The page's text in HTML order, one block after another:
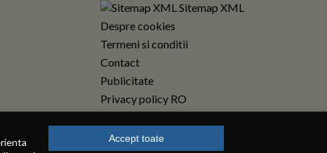
Accept toate
Sitemap XML
Despre cookies
Termeni si conditii
Contact
Publicitate
Privacy policy RO